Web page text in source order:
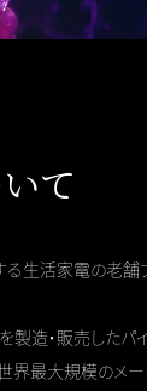
て
る生活家電の老舗
造・販売したパ
界最大規模のメー